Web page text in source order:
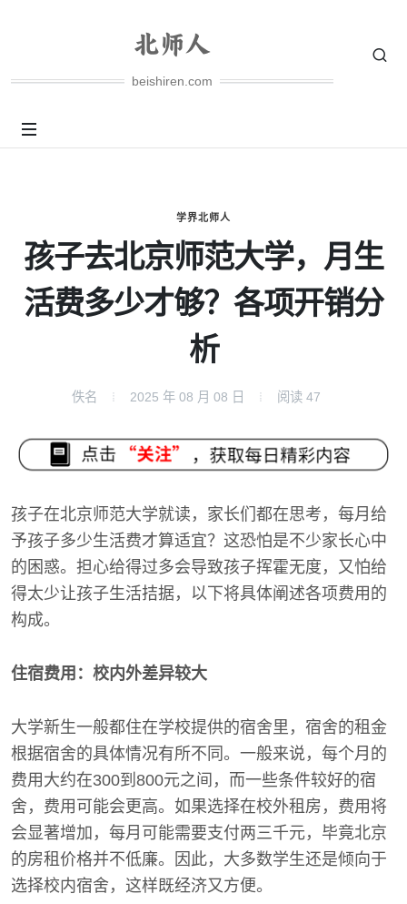
beishiren.com
学界北师人
孩子去北京师范大学，月生
活费多少才够？各项开销分
析
佚名 2025 年 08 月 08 日 阅读 47
孩子在北京师范大学就读，家长们都在思考，每月给
予孩子多少生活费才算适宜？这恐怕是不少家长心中
的困惑。担心给得过多会导致孩子挥霍无度，又怕给
得太少让孩子生活拮据，以下将具体阐述各项费用的
构成。
住宿费用：校内外差异较大
大学新生一般都住在学校提供的宿舍里，宿舍的租金
根据宿舍的具体情况有所不同。一般来说，每个月的
费用大约在300到800元之间，而一些条件较好的宿
舍，费用可能会更高。如果选择在校外租房，费用将
会显著增加，每月可能需要支付两三千元，毕竟北京
的房租价格并不低廉。因此，大多数学生还是倾向于
选择校内宿舍，这样既经济又方便。